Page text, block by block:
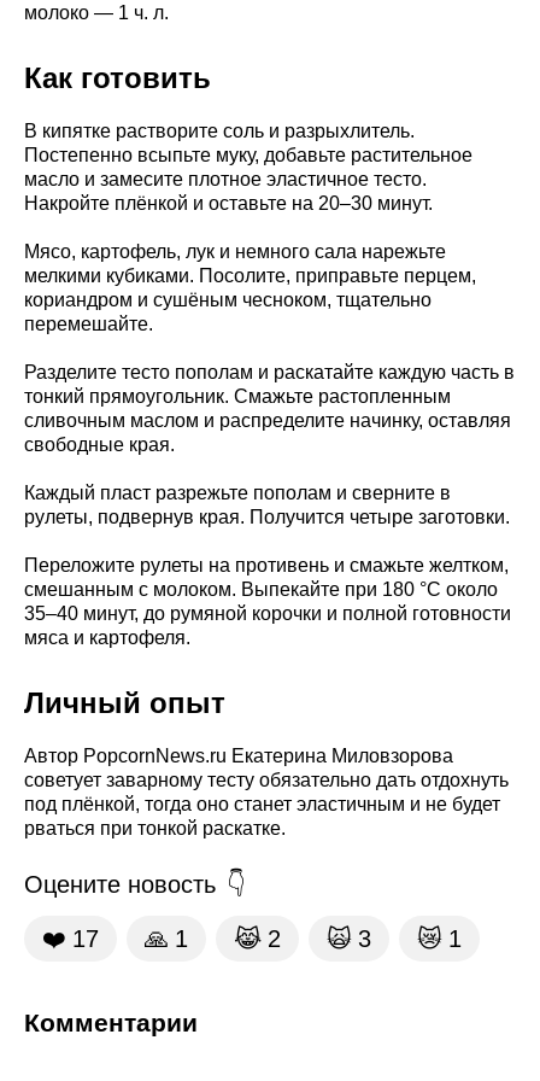
молоко — 1 ч. л.
Как готовить
В кипятке растворите соль и разрыхлитель.
Постепенно всыпьте муку, добавьте растительное
масло и замесите плотное эластичное тесто.
Накройте плёнкой и оставьте на 20–30 минут.
Мясо, картофель, лук и немного сала нарежьте
мелкими кубиками. Посолите, приправьте перцем,
кориандром и сушёным чесноком, тщательно
перемешайте.
Разделите тесто пополам и раскатайте каждую часть в
тонкий прямоугольник. Смажьте растопленным
сливочным маслом и распределите начинку, оставляя
свободные края.
Каждый пласт разрежьте пополам и сверните в
рулеты, подвернув края. Получится четыре заготовки.
Переложите рулеты на противень и смажьте желтком,
смешанным с молоком. Выпекайте при 180 °C около
35–40 минут, до румяной корочки и полной готовности
мяса и картофеля.
Личный опыт
Автор PopcornNews.ru Екатерина Миловзорова
советует заварному тесту обязательно дать отдохнуть
под плёнкой, тогда оно станет эластичным и не будет
рваться при тонкой раскатке.
Оцените новость
❤️ 17 🙏 1 😹 2 🙀 3 😿 1
Комментарии